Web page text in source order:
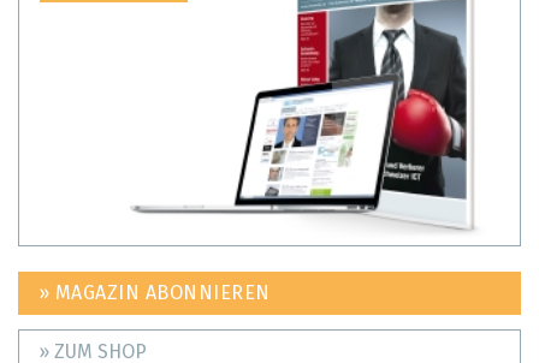
» MAGAZIN ABONNIEREN
» ZUM SHOP